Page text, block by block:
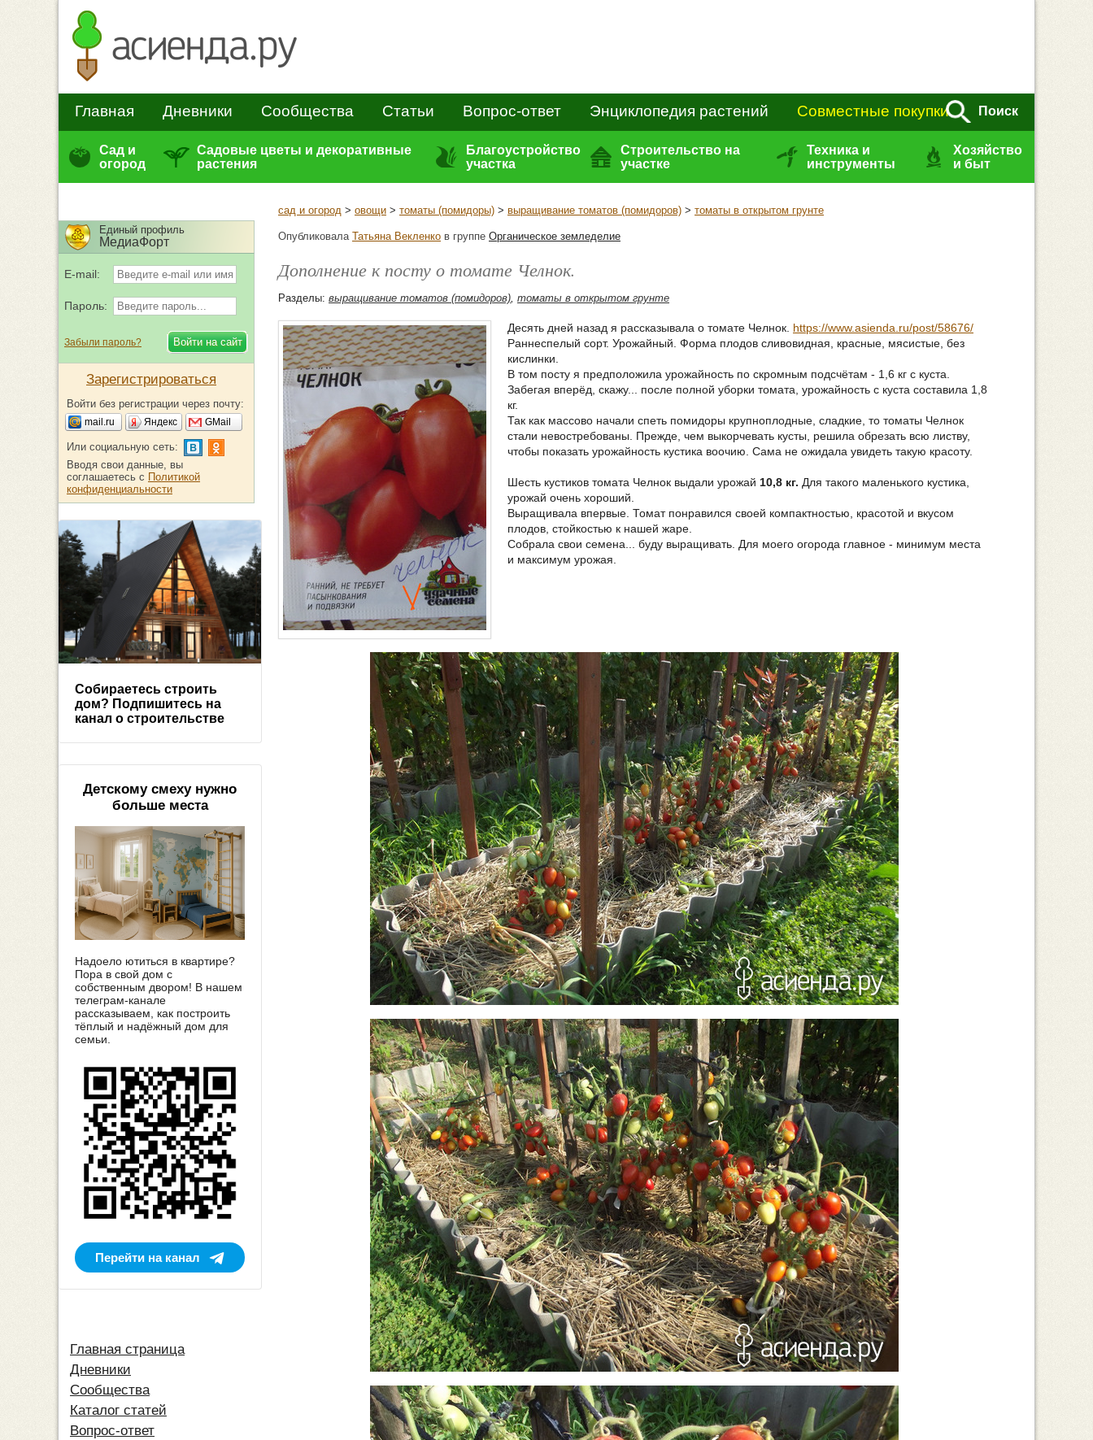
Главная Дневники Сообщества Статьи Вопрос-ответ Энциклопедия растений Совместные покупки Поиск
Сад и
огород
Садовые цветы и декоративные
растения
Благоустройство
участка
Строительство на
участке
Техника и
инструменты
Хозяйство
и быт
сад и огород > овощи > томаты (помидоры) > выращивание томатов (помидоров) > томаты в открытом грунте
Опубликовала Татьяна Векленко в группе Органическое земледелие
Дополнение к посту о томате Челнок.
Разделы: выращивание томатов (помидоров), томаты в открытом грунте
Десять дней назад я рассказывала о томате Челнок. https://www.asienda.ru/post/58676/
Раннеспелый сорт. Урожайный. Форма плодов сливовидная, красные, мясистые, без
кислинки.
В том посту я предположила урожайность по скромным подсчётам - 1,6 кг с куста.
Забегая вперёд, скажу... после полной уборки томата, урожайность с куста составила 1,8
кг.
Так как массово начали спеть помидоры крупноплодные, сладкие, то томаты Челнок
стали невостребованы. Прежде, чем выкорчевать кусты, решила обрезать всю листву,
чтобы показать урожайность кустика воочию. Сама не ожидала увидеть такую красоту.
Шесть кустиков томата Челнок выдали урожай 10,8 кг. Для такого маленького кустика,
урожай очень хороший.
Выращивала впервые. Томат понравился своей компактностью, красотой и вкусом
плодов, стойкостью к нашей жаре.
Собрала свои семена... буду выращивать. Для моего огорода главное - минимум места
и максимум урожая.
Единый профиль
МедиаФорт
E-mail:
Пароль:
Забыли пароль?
Зарегистрироваться
Войти без регистрации через почту:
mail.ru Яндекс GMail
Или социальную сеть:
Вводя свои данные, вы
соглашаетесь с Политикой
конфиденциальности
Собираетесь строить
дом? Подпишитесь на
канал о строительстве
Детскому смеху нужно
больше места
Надоело ютиться в квартире?
Пора в свой дом с
собственным двором! В нашем
телеграм-канале
рассказываем, как построить
тёплый и надёжный дом для
семьи.
Перейти на канал
Главная страница
Дневники
Сообщества
Каталог статей
Вопрос-ответ